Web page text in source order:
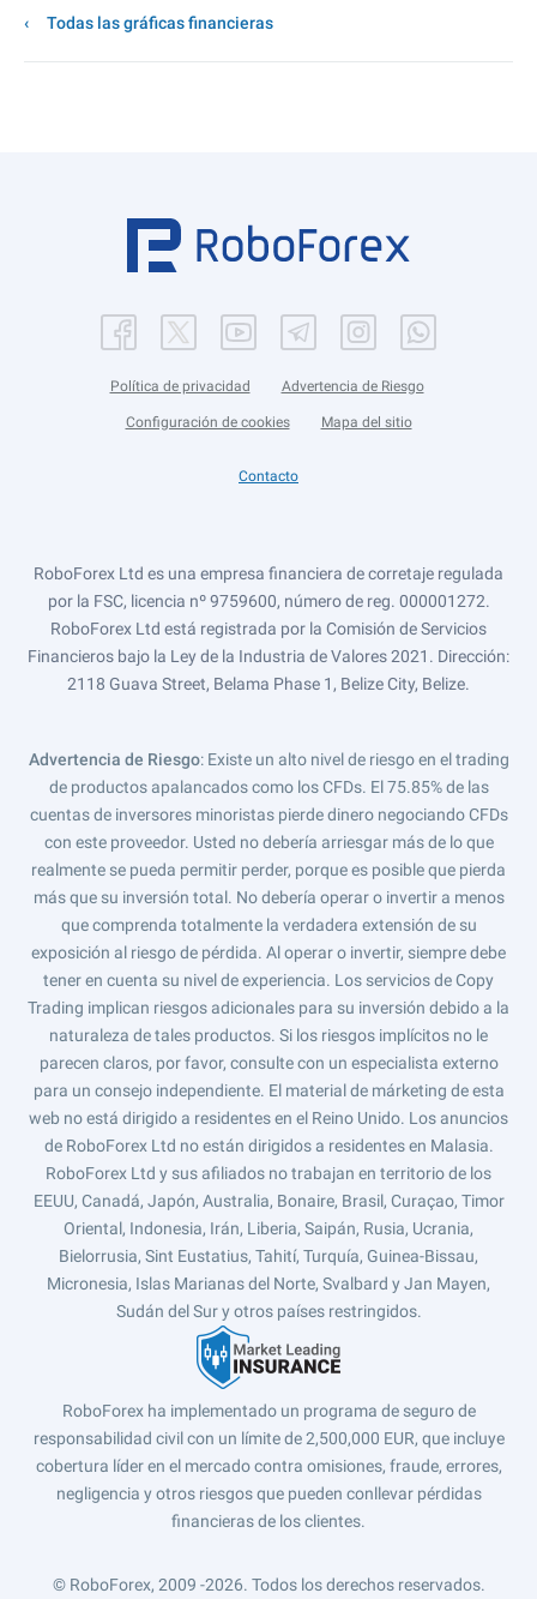
Todas las gráficas financieras
Política de privacidad Advertencia de Riesgo
Configuración de cookies Mapa del sitio
Contacto
RoboForex Ltd es una empresa financiera de corretaje regulada
por la FSC, licencia nº 9759600, número de reg. 000001272.
RoboForex Ltd está registrada por la Comisión de Servicios
Financieros bajo la Ley de la Industria de Valores 2021. Dirección:
2118 Guava Street, Belama Phase 1, Belize City, Belize.
Advertencia de Riesgo: Existe un alto nivel de riesgo en el trading
de productos apalancados como los CFDs. El 75.85% de las
cuentas de inversores minoristas pierde dinero negociando CFDs
con este proveedor. Usted no debería arriesgar más de lo que
realmente se pueda permitir perder, porque es posible que pierda
más que su inversión total. No debería operar o invertir a menos
que comprenda totalmente la verdadera extensión de su
exposición al riesgo de pérdida. Al operar o invertir, siempre debe
tener en cuenta su nivel de experiencia. Los servicios de Copy
Trading implican riesgos adicionales para su inversión debido a la
naturaleza de tales productos. Si los riesgos implícitos no le
parecen claros, por favor, consulte con un especialista externo
para un consejo independiente. El material de márketing de esta
web no está dirigido a residentes en el Reino Unido. Los anuncios
de RoboForex Ltd no están dirigidos a residentes en Malasia.
RoboForex Ltd y sus afiliados no trabajan en territorio de los
EEUU, Canadá, Japón, Australia, Bonaire, Brasil, Curaçao, Timor
Oriental, Indonesia, Irán, Liberia, Saipán, Rusia, Ucrania,
Bielorrusia, Sint Eustatius, Tahití, Turquía, Guinea-Bissau,
Micronesia, Islas Marianas del Norte, Svalbard y Jan Mayen,
Sudán del Sur y otros países restringidos.
RoboForex ha implementado un programa de seguro de
responsabilidad civil con un límite de 2,500,000 EUR, que incluye
cobertura líder en el mercado contra omisiones, fraude, errores,
negligencia y otros riesgos que pueden conllevar pérdidas
financieras de los clientes.
© RoboForex, 2009 -2026. Todos los derechos reservados.